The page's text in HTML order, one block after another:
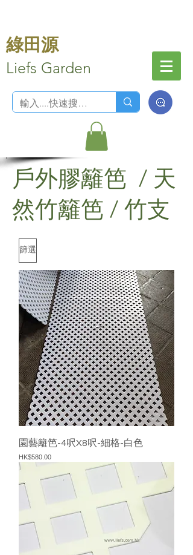
綠田源
Liefs Garden
戶外膠籬笆 / 天
然竹籬笆 / 竹支
篩選
園藝籬笆-4呎X8呎-細格-白色
價格
HK$580.00